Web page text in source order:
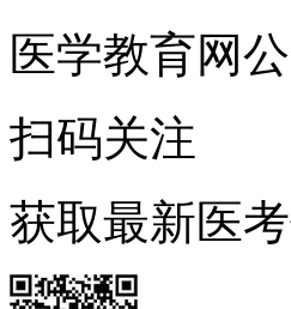
医学教育网
扫码关注
获取最新医